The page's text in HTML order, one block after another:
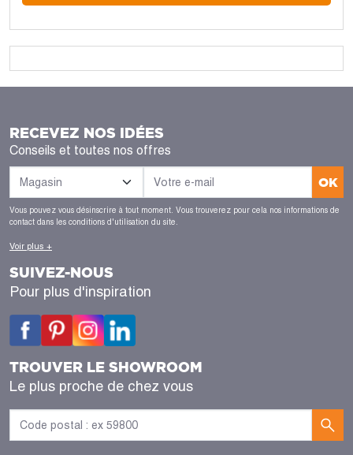
RECEVEZ NOS IDÉES
Conseils et toutes nos offres
OK
Vous pouvez vous désinscrire à tout moment. Vous trouverez pour cela nos informations de
contact dans les conditions d'utilisation du site.
Voir plus +
SUIVEZ-NOUS
Pour plus d'inspiration
TROUVER LE SHOWROOM
Le plus proche de chez vous